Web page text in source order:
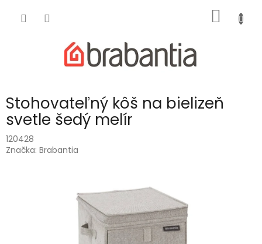
KOŠÍK
Stohovateľný kôš na bielizeň
svetle šedý melír
120428
Značka: Brabantia